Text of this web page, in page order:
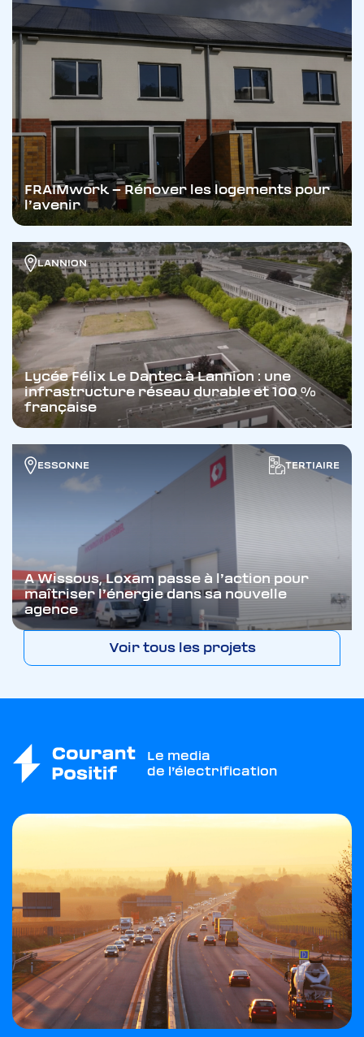
Voir tous les projets
FRAIMwork – Rénover les logements pour
l’avenir
LANNION
Lycée Félix Le Dantec à Lannion : une
infrastructure réseau durable et 100 %
française
ESSONNE TERTIAIRE
A Wissous, Loxam passe à l’action pour
maîtriser l’énergie dans sa nouvelle
agence
Le media
de l’électrification
S'inscrire à la Newsletter Courant Positif. Vous
pourrez vous désabonner à tout moment
grâce au lien présent dans les e-mails qui vous
seront adressés.
Valider
Accéder au site